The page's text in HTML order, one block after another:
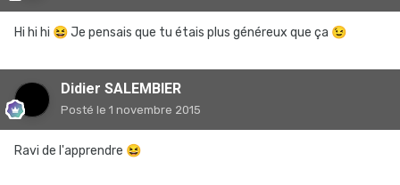
Hi hi hi 😆Je pensais que tu étais plus généreux que ça 😉
Didier SALEMBIER
Posté le 1 novembre 2015
Ravi de l'apprendre 😆